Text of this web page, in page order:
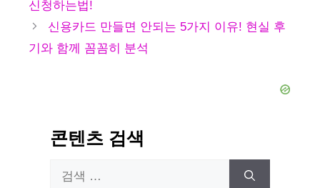
리
신청하는법!
신용카드 만들면 안되는 5가지 이유! 현실 후
기와 함께 꼼꼼히 분석
콘텐츠 검색